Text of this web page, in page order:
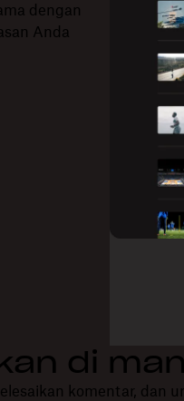
dengan
Anda
di
komentar, dan